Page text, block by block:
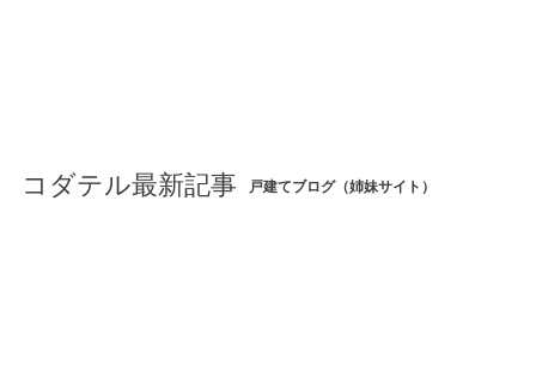
コダテル最新記事 戸建てブログ（姉妹サイト）